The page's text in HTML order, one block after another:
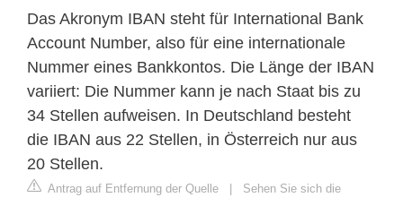
Das Akronym IBAN steht für International Bank
Account Number, also für eine internationale
Nummer eines Bankkontos. Die Länge der IBAN
variiert: Die Nummer kann je nach Staat bis zu
34 Stellen aufweisen. In Deutschland besteht
die IBAN aus 22 Stellen, in Österreich nur aus
20 Stellen.
Antrag auf Entfernung der Quelle | Sehen Sie sich die